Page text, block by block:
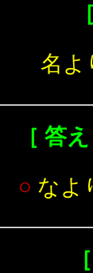
名よ
［ 答
○ なよ